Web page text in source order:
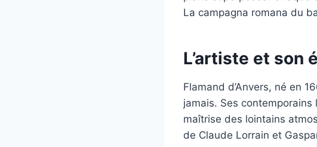
La campagna romana du
L’artiste et son
Flamand d’Anvers, né en
jamais. Ses contemporains
maîtrise des lointains
de Claude Lorrain et